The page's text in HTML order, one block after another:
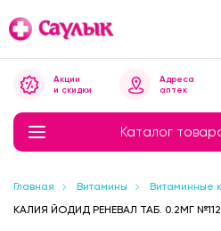
Каталог
Акции
и скидки
Адреса
аптек
Главная Витамины
Витаминные
КАЛИЯ ЙОДИД РЕНЕВАЛ ТАБ. 0.2МГ №112